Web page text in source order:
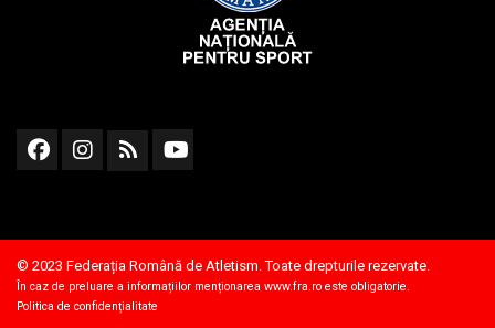
© 2023 Federația Română de Atletism. Toate drepturile rezervate.
În caz de preluare a informațiilor menționarea www.fra.ro este obligatorie.
Politica de confidențialitate